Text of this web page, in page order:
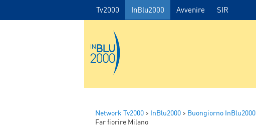
Tv2000 InBlu2000 Avvenire SIR
Network Tv2000 > InBlu2000 > Buongiorno InBlu2000
Far fiorire Milano